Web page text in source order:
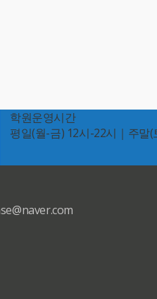
학원운영시간
평일(월-금) 12시-22시｜주말